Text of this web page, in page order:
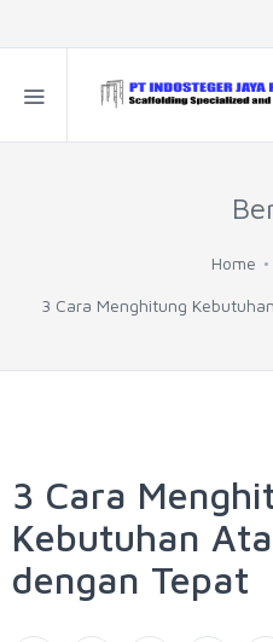
Home
3 Cara Menghitung
3 Cara
Kebutuhan
dengan Tepat